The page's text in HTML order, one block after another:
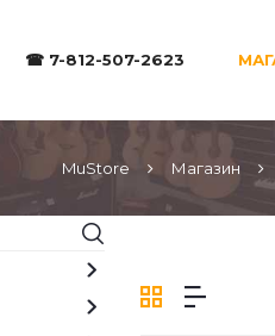
☎ 7-812-507-2623
MuStore Магазин